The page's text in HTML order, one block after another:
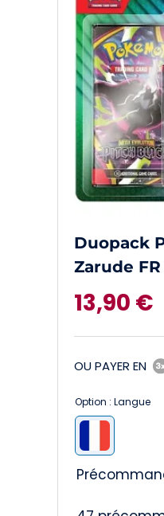
Duopack
Zarude FR
13,90 €
OU PAYER EN
Option : Langue